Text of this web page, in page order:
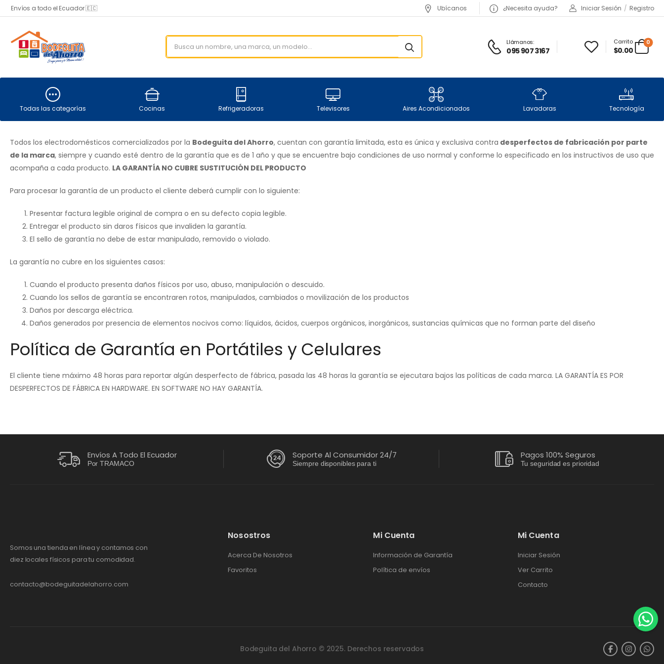
Envíos a todo el Ecuador 🇪🇨 Ubícanos ¿Necesita ayuda? Iniciar Sesión / Registro
Llámanos:
095 907 3167
Carrito
$0.00
0
Todas las categorías Cocinas Refrigeradoras Televisores Aires Acondicionados Lavadoras Tecnología
Todos los electrodomésticos comercializados por la Bodeguita del Ahorro, cuentan con garantía limitada, esta es única y exclusiva contra desperfectos de fabricación por parte
de la marca, siempre y cuando esté dentro de la garantía que es de 1 año y que se encuentre bajo condiciones de uso normal y conforme lo especificado en los instructivos de uso que
acompaña a cada producto. LA GARANTÍA NO CUBRE SUSTITUCIÓN DEL PRODUCTO
Para procesar la garantía de un producto el cliente deberá cumplir con lo siguiente:
Presentar factura legible original de compra o en su defecto copia legible.
Entregar el producto sin daros físicos que invaliden la garantía.
El sello de garantía no debe de estar manipulado, removido o violado.
La garantía no cubre en los siguientes casos:
Cuando el producto presenta daños físicos por uso, abuso, manipulación o descuido.
Cuando los sellos de garantía se encontraren rotos, manipulados, cambiados o movilización de los productos
Daños por descarga eléctrica.
Daños generados por presencia de elementos nocivos como: líquidos, ácidos, cuerpos orgánicos, inorgánicos, sustancias químicas que no forman parte del diseño
Política de Garantía en Portátiles y Celulares
El cliente tiene máximo 48 horas para reportar algún desperfecto de fábrica, pasada las 48 horas la garantía se ejecutara bajos las políticas de cada marca. LA GARANTÍA ES POR
DESPERFECTOS DE FÁBRICA EN HARDWARE. EN SOFTWARE NO HAY GARANTÍA.
Envíos A Todo El Ecuador
Por TRAMACO
Soporte Al Consumidor 24/7
Siempre disponibles para ti
Pagos 100% Seguros
Tu seguridad es prioridad
Somos una tienda en línea y contamos con
diez locales físicos para tu comodidad.
contacto@bodeguitadelahorro.com
Nosostros
Acerca De Nosotros
Favoritos
Mi Cuenta
Información de Garantía
Política de envíos
Mi Cuenta
Iniciar Sesión
Ver Carrito
Contacto
Bodeguita del Ahorro © 2025. Derechos reservados